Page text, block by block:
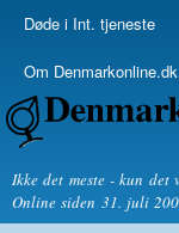
Secondary menu
Døde i Int. tjeneste
Om Denmarkonline.dk
Ikke det meste - kun det
Online siden 31. juli